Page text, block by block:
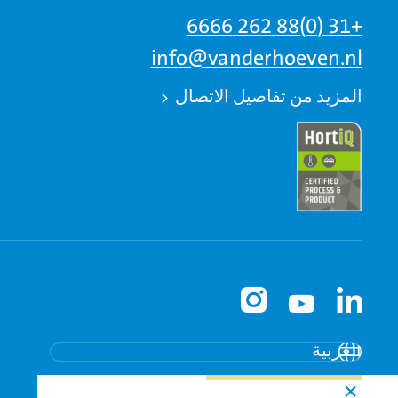
×
+31 (0)88 262 6666
info@vanderhoeven.nl
المزيد من تفاصيل الاتصال
العربية
Nederlands